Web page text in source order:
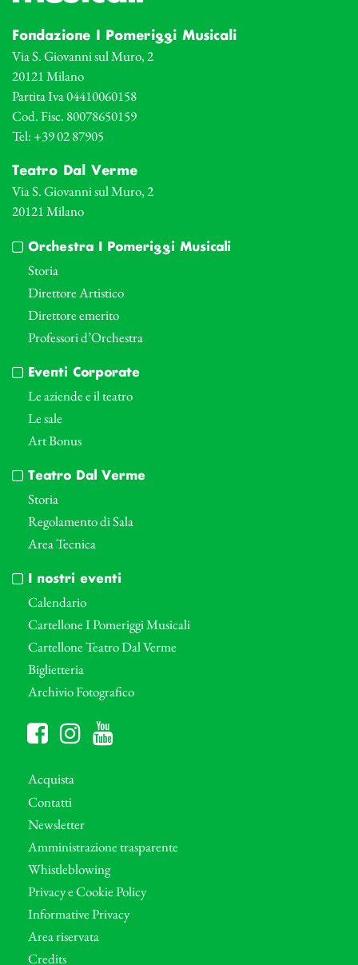
Fondazione I Pomeriggi Musicali
Via S. Giovanni sul Muro, 2
20121 Milano
Partita Iva 04410060158
Cod. Fisc. 80078650159
Tel: +39 02 87905
Teatro Dal Verme
Via S. Giovanni sul Muro, 2
20121 Milano
Orchestra I Pomeriggi Musicali
Storia
Direttore Artistico
Direttore emerito
Professori d’Orchestra
Eventi Corporate
Le aziende e il teatro
Le sale
Art Bonus
Teatro Dal Verme
Storia
Regolamento di Sala
Area Tecnica
I nostri eventi
Calendario
Cartellone I Pomeriggi Musicali
Cartellone Teatro Dal Verme
Biglietteria
Archivio Fotografico
Acquista
Contatti
Newsletter
Amministrazione trasparente
Whistleblowing
Privacy e Cookie Policy
Informative Privacy
Area riservata
Credits